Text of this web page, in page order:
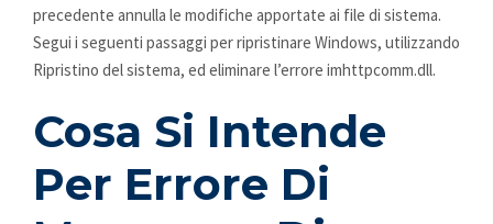
precedente annulla le modifiche apportate ai file di sistema.
Segui i seguenti passaggi per ripristinare Windows, utilizzando
Ripristino del sistema, ed eliminare l’errore imhttpcomm.dll.
Cosa Si Intende
Per Errore Di